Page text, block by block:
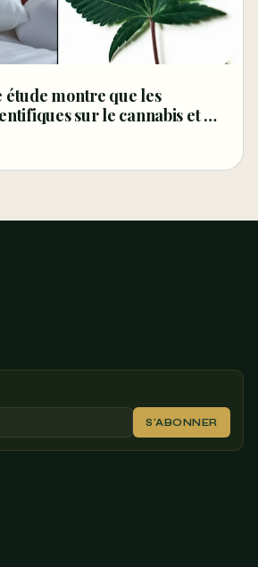
montre que les
sur le cannabis et le
pas au THC (Tribune
S'ABONNER